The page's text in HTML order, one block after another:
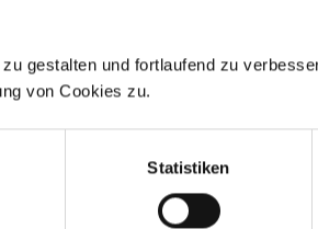
gestalten und fortlaufend zu
von Cookies zu.
Statistiken
kostenfreie ADS-Newsmail an
10 % Rabatt auf Ihren Online-Einkauf.
SICHERN
gelten die Bedingungen zum Datenschutz.